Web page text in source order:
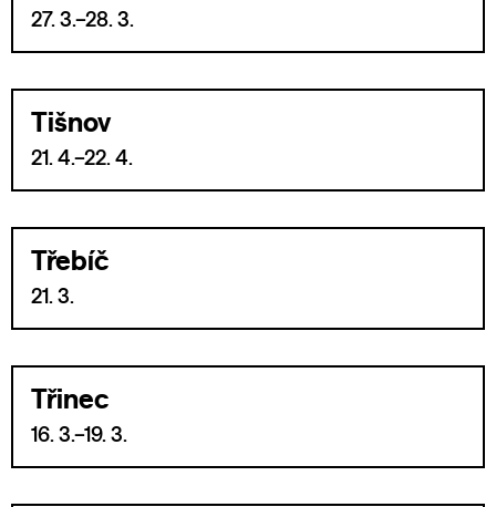
27. 3.–28. 3.
Tišnov
21. 4.–22. 4.
Třebíč
21. 3.
Třinec
16. 3.–19. 3.